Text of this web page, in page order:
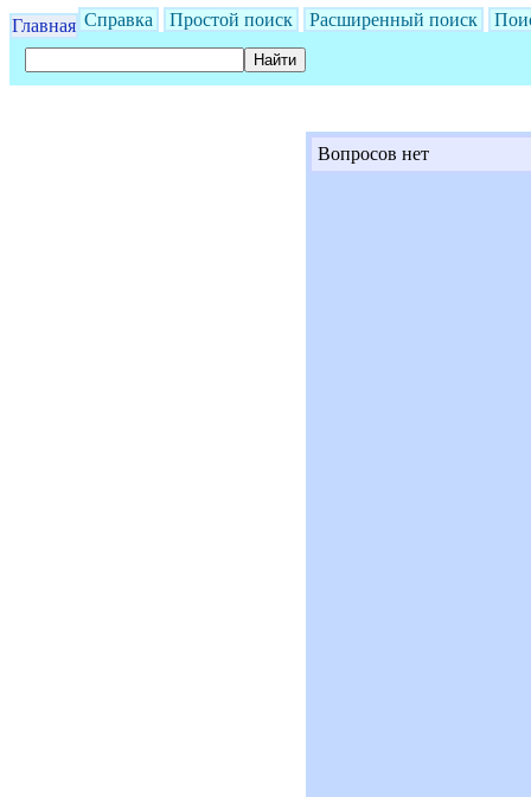
Главная Справка Простой поиск Расширенный поиск
Вопросов нет